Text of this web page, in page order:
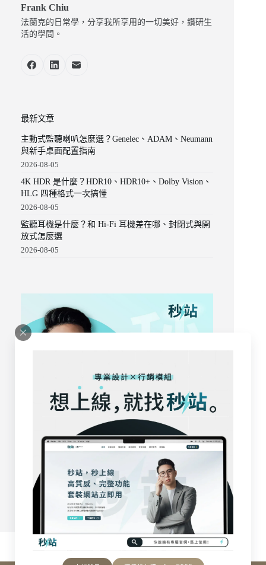
Frank Chiu
法蘭克的日常學，分享我所享用的一切美好，鑽研生
活的學問。
最新文章
主動式監聽喇叭怎麼選？Genelec、ADAM、Neumann
與新手桌面配置指南
2026-08-05
4K HDR 是什麼？HDR10、HDR10+、Dolby Vision、
HLG 四種格式一次搞懂
2026-08-05
監聽耳機是什麼？和 Hi-Fi 耳機差在哪、封閉式與開
放式怎麼選
2026-08-05
立即試用 下單折扣碼：fraa2000